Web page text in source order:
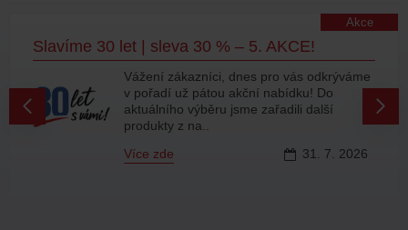
Slavíme 30 let | sleva 30 % – 5. AKCE!
Akce
31. 7. 2026
Vážení zákazníci, dnes pro vás odkrýváme
v pořadí už pátou akční nabídku! Do
aktuálního výběru jsme zařadili další
produkty z na..
Více zde